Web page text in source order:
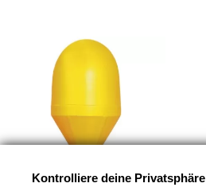
Kontrolliere deine Privatsphäre